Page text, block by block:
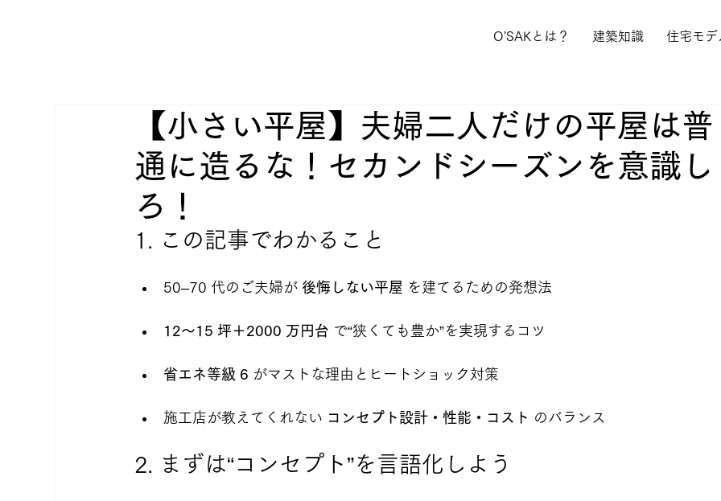
O'SAKとは？ 建築知識 住宅モデ
【小さい平屋】夫婦二人だけの平屋は普
通に造るな！セカンドシーズンを意識し
ろ！
1. この記事でわかること
50‒70 代のご夫婦が 後悔しない平屋 を建てるための発想法
12〜15 坪＋2000 万円台 で“狭くても豊か”を実現するコツ
省エネ等級 6 がマストな理由とヒートショック対策
施工店が教えてくれない コンセプト設計・性能・コスト のバランス
2. まずは“コンセプト”を言語化しよう